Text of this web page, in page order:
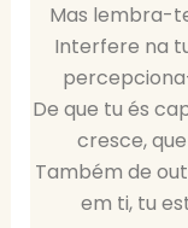
Mas lembra-
Interfere na
De que tu és
cresce,
Também de
em ti, tu